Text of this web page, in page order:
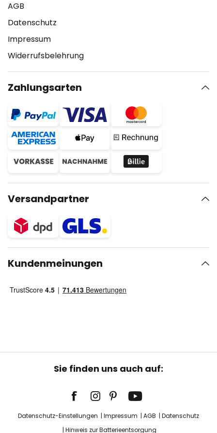
AGB
Datenschutz
Impressum
Widerrufsbelehrung
Zahlungsarten
Versandpartner
Kundenmeinungen
Sie finden uns auch auf:
Datenschutz-Einstellungen Impressum AGB
Datenschutz
Hinweis zur Batterieentsorgung